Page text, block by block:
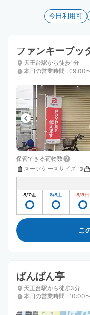
the
keyboard
shortcuts
for
changing
dates.
mark
key
the
for
今日利用可
ファンキーブッ
天王台駅から徒歩1分
本日の営業時間 : 09:00
保管できる荷物数
スーツケースサイズ :3
8/7金 8/8土 8/9日
こ
ばんばん亭
天王台駅から徒歩3分
本日の営業時間 : 10:00